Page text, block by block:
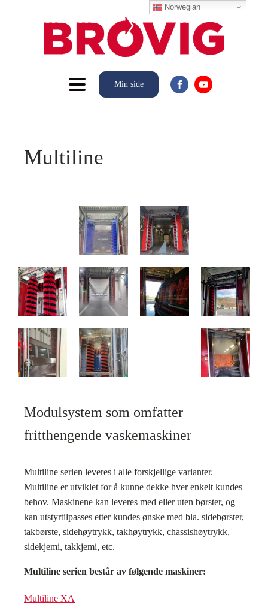
Min side
Multiline
Modulsystem som omfatter
fritthengende vaskemaskiner
Multiline serien leveres i alle forskjellige varianter.
Multiline er utviklet for å kunne dekke hver enkelt kundes
behov. Maskinene kan leveres med eller uten børster, og
kan utstyrtilpasses etter kundes ønske med bla. sidebørster,
takbørste, sidehøytrykk, takhøytrykk, chassishøytrykk,
sidekjemi, takkjemi, etc.
Multiline serien består av følgende maskiner:
Multiline XA
Norwegian